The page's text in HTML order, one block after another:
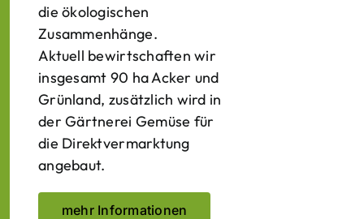
die ökologischen
Zusammenhänge.
Aktuell bewirtschaften wir
insgesamt 90 ha Acker und
Grünland, zusätzlich wird in
der Gärtnerei Gemüse für
die Direktvermarktung
angebaut.
mehr Informationen